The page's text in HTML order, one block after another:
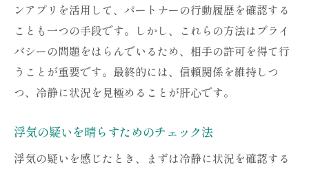
ンアプリを活用して、パートナーの行動履歴を確認する
ことも一つの手段です。しかし、これらの方法はプライ
バシーの問題をはらんでいるため、相手の許可を得て行
うことが重要です。最終的には、信頼関係を維持しつ
つ、冷静に状況を見極めることが肝心です。
浮気の疑いを晴らすためのチェック法
浮気の疑いを感じたとき、まずは冷静に状況を確認する